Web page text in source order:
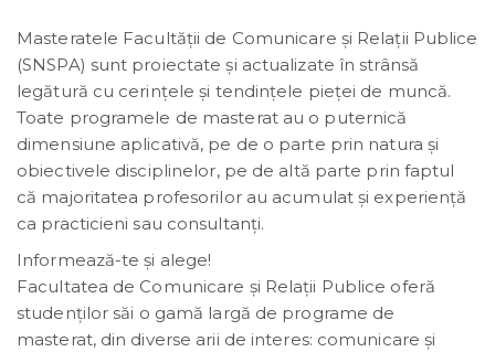
Masteratele Facultății de Comunicare și Relații Publice
(SNSPA) sunt proiectate și actualizate în strânsă
legătură cu cerințele și tendințele pieței de muncă.
Toate programele de masterat au o puternică
dimensiune aplicativă, pe de o parte prin natura și
obiectivele disciplinelor, pe de altă parte prin faptul
că majoritatea profesorilor au acumulat și experiență
ca practicieni sau consultanți.
Informează-te și alege!
Facultatea de Comunicare şi Relaţii Publice oferă
studenţilor săi o gamă largă de programe de
masterat, din diverse arii de interes: comunicare şi